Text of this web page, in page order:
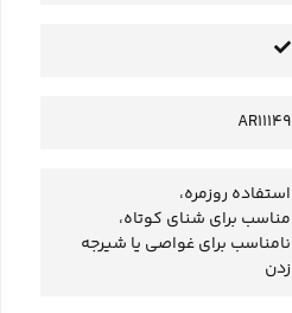
AR11149
استفاده روزمره،
مناسب برای شنای کوتاه،
نامناسب برای غواصی یا شیرجه
زدن